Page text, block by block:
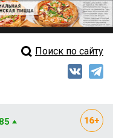
Свежий выпускПоиск по сайту